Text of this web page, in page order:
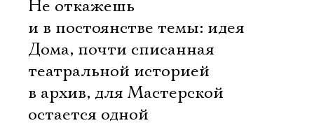
Не откажешь
и в постоянстве темы: идея
Дома, почти списанная
театральной историей
в архив, для Мастерской
остается одной